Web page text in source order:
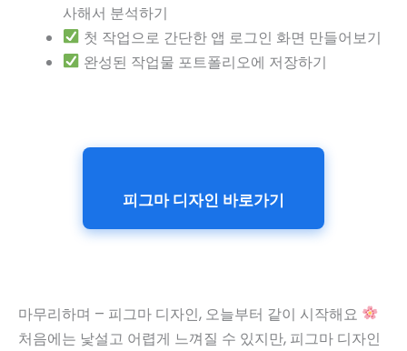
사해서 분석하기
첫 작업으로 간단한 앱 로그인 화면 만들어보기
완성된 작업물 포트폴리오에 저장하기
피그마 디자인 바로가기
마무리하며 – 피그마 디자인, 오늘부터 같이 시작해요
처음에는 낯설고 어렵게 느껴질 수 있지만, 피그마 디자인